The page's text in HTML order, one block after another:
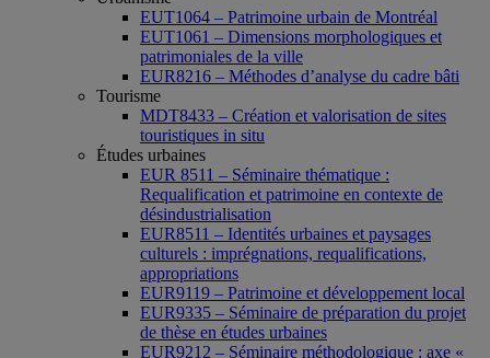
EUT1064 – Patrimoine urbain de Montréal
EUT1061 – Dimensions morphologiques et
patrimoniales de la ville
EUR8216 – Méthodes d’analyse du cadre bâti
Tourisme
MDT8433 – Création et valorisation de sites
touristiques in situ
Études urbaines
EUR 8511 – Séminaire thématique :
Requalification et patrimoine en contexte de
désindustrialisation
EUR8511 – Identités urbaines et paysages
culturels : imprégnations, requalifications,
appropriations
EUR9119 – Patrimoine et développement local
EUR9335 – Séminaire de préparation du projet
de thèse en études urbaines
EUR9212 – Séminaire méthodologique : axe «